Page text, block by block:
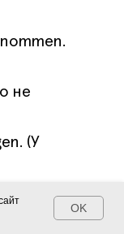
не
(У
що-
OK